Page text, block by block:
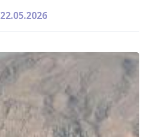
22.05.2026